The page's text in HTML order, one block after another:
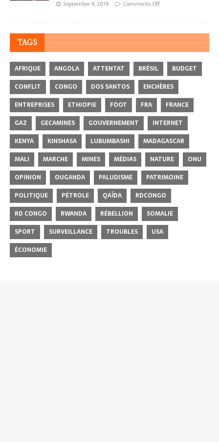
September 4, 2019 Comments Off
TAGS
AFRIQUE ANGOLA ATTENTAT BRÉSIL
BUDGET
CONFLIT
CONGO DOS SANTOS
ENCHÈRES
ENTREPRISES
ETHIOPIE FOOT FRA
FRANCE
GAZ
GECAMINES GOUVERNEMENT
INTERNET
KENYA
KINSHASA LUBUMBASHI
MADAGASCAR
MALI
MARCHE MINES MÉDIAS NATURE
ONU
OPINION
OUGANDA PALUDISME
PATRIMOINE
POLITIQUE
PÉTROLE QAÏDA
RDCONGO
RD CONGO
RWANDA RÉBELLION
SOMALIE
SPORT
SURVEILLANCE TROUBLES
USA
ÉCONOMIE